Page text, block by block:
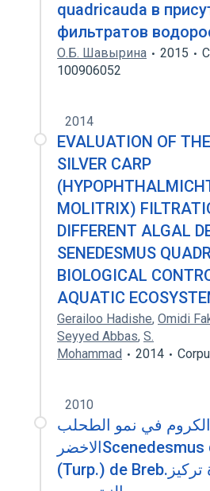
quadricauda в
фильтратов
О.Б. Шавырина 2015
100906052
2014
EVALUATION OF
SILVER CARP
MOLITRIX)
DIFFERENT ALGAL
SENEDESMUS
BIOLOGICAL
AQUATIC
Gerailoo Hadishe, Omidi
Seyyed Abbas, S.
Mohammad
2014
2010
الكروم في نمو الطحلب
الاخضرScenedesmus quadricauda
(Turp.) de Breb.عند زيادة تركيز